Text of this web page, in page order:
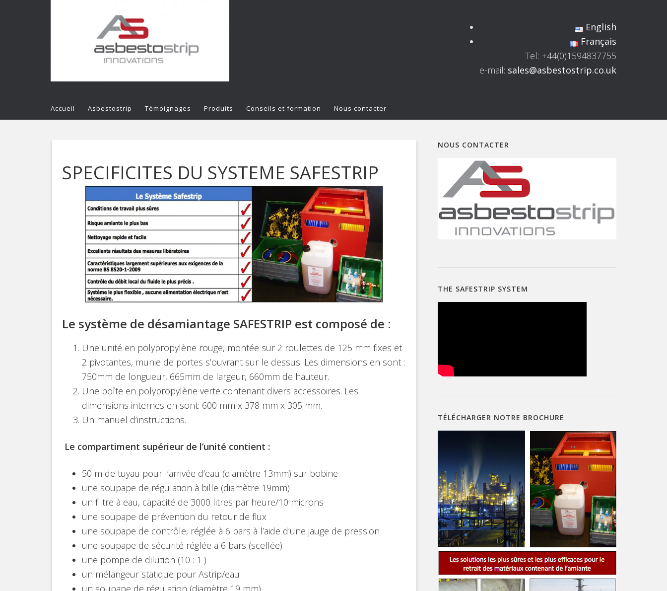
English
Français
Tel: +44(0)1594837755
e-mail: sales@asbestostrip.co.uk
Accueil Asbestostrip Témoignages Produits Conseils et formation Nous contacter
SPECIFICITES DU SYSTEME SAFESTRIP
Le système de désamiantage SAFESTRIP est composé de :
Une unité en polypropylène rouge, montée sur 2 roulettes de 125 mm fixes et
2 pivotantes, munie de portes s’ouvrant sur le dessus. Les dimensions en sont :
750mm de longueur, 665mm de largeur, 660mm de hauteur.
Une boîte en polypropylène verte contenant divers accessoires. Les
dimensions internes en sont: 600 mm x 378 mm x 305 mm.
Un manuel d’instructions.
Le compartiment supérieur de l’unité contient :
50 m de tuyau pour l’arrivée d’eau (diamètre 13mm) sur bobine
une soupape de régulation à bille (diamètre 19mm)
un filtre à eau, capacité de 3000 litres par heure/10 microns
une soupape de prévention du retour de flux
une soupape de contrôle, réglée à 6 bars à l’aide d’une jauge de pression
une soupape de sécurité réglée a 6 bars (scellée)
une pompe de dilution (10 : 1 )
un mélangeur statique pour Astrip/eau
un soupape de régulation (diamètre 19 mm)
NOUS CONTACTER
THE SAFESTRIP SYSTEM
TÉLÉCHARGER NOTRE BROCHURE